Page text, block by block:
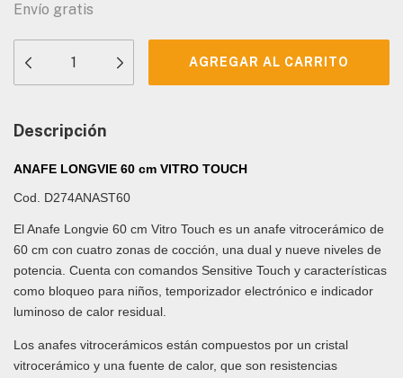
Envío gratis
Descripción
ANAFE LONGVIE 60 cm VITRO TOUCH
Cod.
D274ANAST60
El Anafe Longvie 60 cm Vitro Touch es un anafe vitrocerámico de
60 cm con cuatro zonas de cocción, una dual y nueve niveles de
potencia. Cuenta con comandos Sensitive Touch y características
como bloqueo para niños, temporizador electrónico e indicador
luminoso de calor residual.
Los anafes vitrocerámicos están compuestos por un cristal
vitrocerámico y una fuente de calor, que son resistencias